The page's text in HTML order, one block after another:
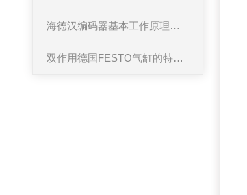
海德汉编码器基本工作原理和安装
双作用德国FESTO气缸的特点资料有哪些